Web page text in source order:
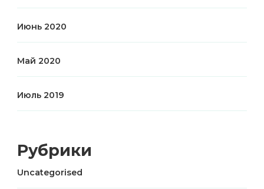
Июнь 2020
Май 2020
Июль 2019
Рубрики
Uncategorised